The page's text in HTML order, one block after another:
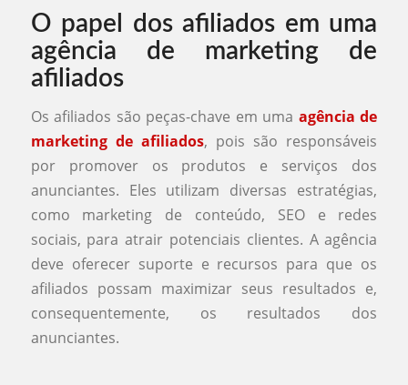
O papel dos afiliados em uma
agência de marketing de
afiliados
Os afiliados são peças-chave em uma agência de
marketing de afiliados, pois são responsáveis
por promover os produtos e serviços dos
anunciantes. Eles utilizam diversas estratégias,
como marketing de conteúdo, SEO e redes
sociais, para atrair potenciais clientes. A agência
deve oferecer suporte e recursos para que os
afiliados possam maximizar seus resultados e,
consequentemente, os resultados dos
anunciantes.